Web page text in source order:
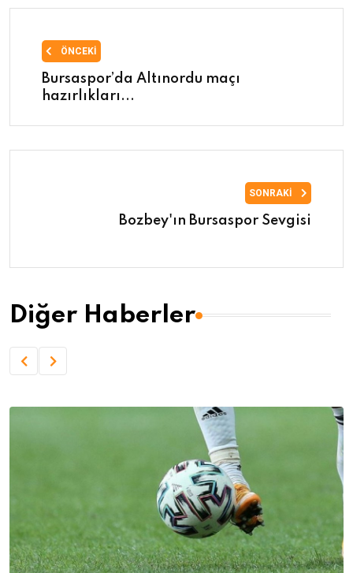
ÖNCEKI
Bursaspor’da Altınordu maçı
hazırlıkları...
SONRAKI
Bozbey'ın Bursaspor Sevgisi
Diğer Haberler